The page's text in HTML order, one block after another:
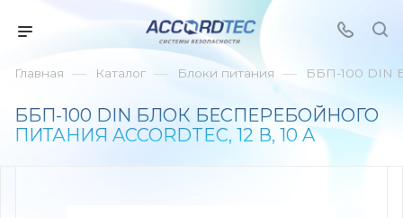
Главная — Каталог — Блоки питания — ББП-100 DIN
ББП-100 DIN БЛОК БЕСПЕРЕБОЙНОГО
ПИТАНИЯ ACCORDTEC, 12 В, 10 A